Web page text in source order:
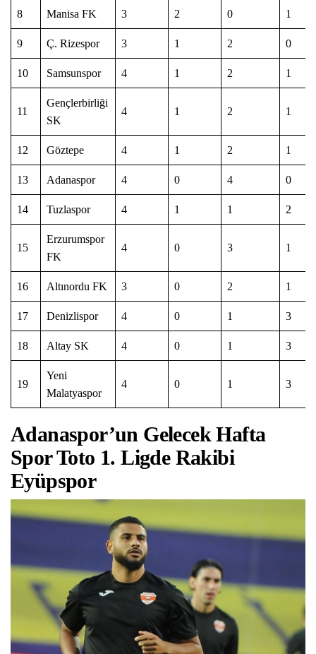
8 Manisa FK 3 2 0 1
9 Ç. Rizespor 3 1 2 0
10 Samsunspor 4 1 2 1
11
Gençlerbirliği
SK
4 1 2 1
12 Göztepe 4 1 2 1
13 Adanaspor 4 0 4 0
14 Tuzlaspor 4 1 1 2
15
Erzurumspor
FK
4 0 3 1
16 Altınordu FK 3 0 2 1
17 Denizlispor 4 0 1 3
18 Altay SK 4 0 1 3
19
Yeni
Malatyaspor
4 0 1 3
Adanaspor’un Gelecek Hafta
Spor Toto 1. Ligde Rakibi
Eyüpspor